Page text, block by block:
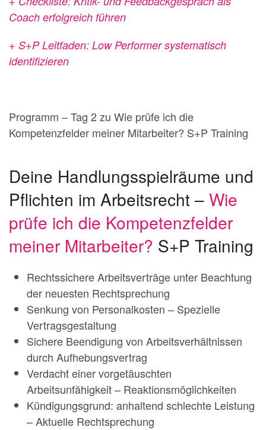
Coach erfolgreich führen
+ S+P Leitfaden: Low Performer systematisch
identifizieren
Programm – Tag 2 zu Wie prüfe ich die
Kompetenzfelder meiner Mitarbeiter? S+P Training
Deine Handlungsspielräume und
Pflichten im Arbeitsrecht – Wie
prüfe ich die Kompetenzfelder
meiner Mitarbeiter? S+P Training
Rechtssichere Arbeitsverträge unter Beachtung
der neuesten Rechtsprechung
Senkung von Personalkosten – Spezielle
Vertragsgestaltung
Sichere Beendigung von Arbeitsverhältnissen
durch Aufhebungsvertrag
Verdacht einer vorgetäuschten
Arbeitsunfähigkeit – Reaktionsmöglichkeiten
Kündigungsgrund: anhaltend schlechte Leistung
– Aktuelle Rechtsprechung